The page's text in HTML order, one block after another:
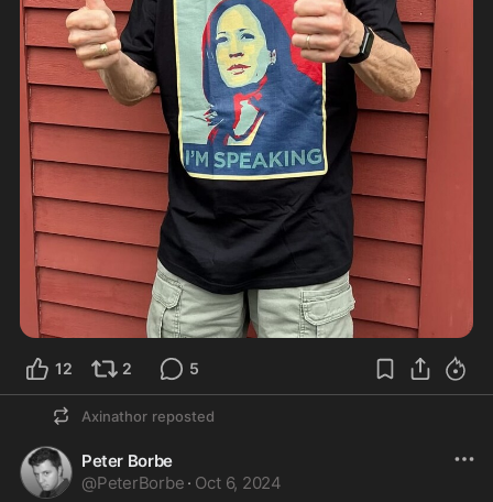
12 2 5
Axinathor reposted
Peter Borbe
@PeterBorbe · Oct 6, 2024